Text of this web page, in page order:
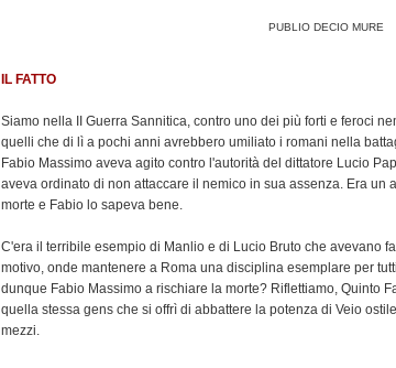
PUBLIO DECIO MURE
IL FATTO
Siamo nella II Guerra Sannitica, contro uno dei più forti e feroci
quelli che di lì a pochi anni avrebbero umiliato i romani nella
Fabio Massimo aveva agito contro l'autorità del dittatore Lucio
aveva ordinato di non attaccare il nemico in sua assenza. Era un
morte e Fabio lo sapeva bene.
C'era il terribile esempio di Manlio e di Lucio Bruto che avevano
motivo, onde mantenere a Roma una disciplina esemplare per
dunque Fabio Massimo a rischiare la morte? Riflettiamo, Quinto
quella stessa gens che si offrì di abbattere la potenza di Veio
mezzi.